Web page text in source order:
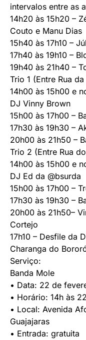
intervalos entre as
14h20 às 15h20 –
Couto e Manu Dias
15h40 às 17h10 –
17h40 às 19h10 –
19h40 às 21h40 –
Trio 1 (Entre Rua
14h00 às 15h00 e
DJ Vinny Brown
15h00 às 17h00 –
17h30 às 19h30 –
20h00 às 21h50 –
Trio 2 (Entre Rua
14h00 às 15h00 e
DJ Ed da @bsurda
15h00 às 17h00 –
17h30 às 19h30 –
20h00 às 21h50–
Cortejo
17h10 – Desfile da
Charanga do
Serviço:
Banda Mole
• Data: 22 de
• Horário: 14h às
• Local: Avenida
Guajajaras
• Entrada: gratuita